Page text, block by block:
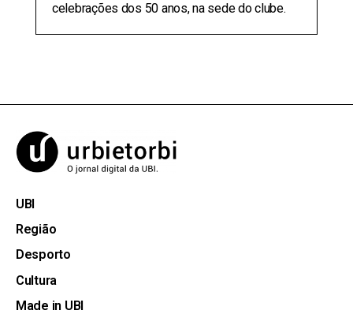
celebrações dos 50 anos, na sede do clube.
UBI
Região
Desporto
Cultura
Made in UBI